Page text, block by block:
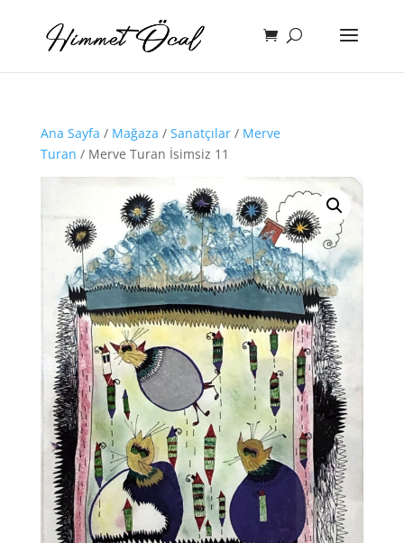
Ana Sayfa / Mağaza / Sanatçılar/ Merve
Turan / Merve Turan İsimsiz 11